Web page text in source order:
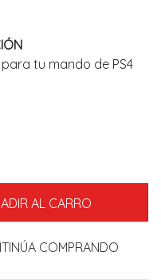
tu mando de PS4
COMPRANDO